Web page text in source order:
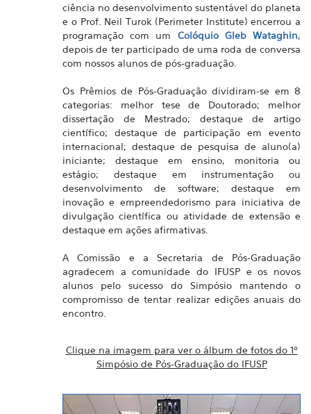
ciência no desenvolvimento sustentável do planeta
e o Prof. Neil Turok (Perimeter Institute) encerrou a
programação com um Colóquio Gleb Wataghin,
depois de ter participado de uma roda de conversa
com nossos alunos de pós-graduação.
Os Prêmios de Pós-Graduação dividiram-se em 8
categorias: melhor tese de Doutorado; melhor
dissertação de Mestrado; destaque de artigo
científico; destaque de participação em evento
internacional; destaque de pesquisa de aluno(a)
iniciante; destaque em ensino, monitoria ou
estágio; destaque em instrumentação ou
desenvolvimento de software; destaque em
inovação e empreendedorismo para iniciativa de
divulgação científica ou atividade de extensão e
destaque em ações afirmativas.
A Comissão e a Secretaria de Pós-Graduação
agradecem a comunidade do IFUSP e os novos
alunos pelo sucesso do Simpósio mantendo o
compromisso de tentar realizar edições anuais do
encontro.
Clique na imagem para ver o álbum de fotos do 1º
Simpósio de Pós-Graduação do IFUSP